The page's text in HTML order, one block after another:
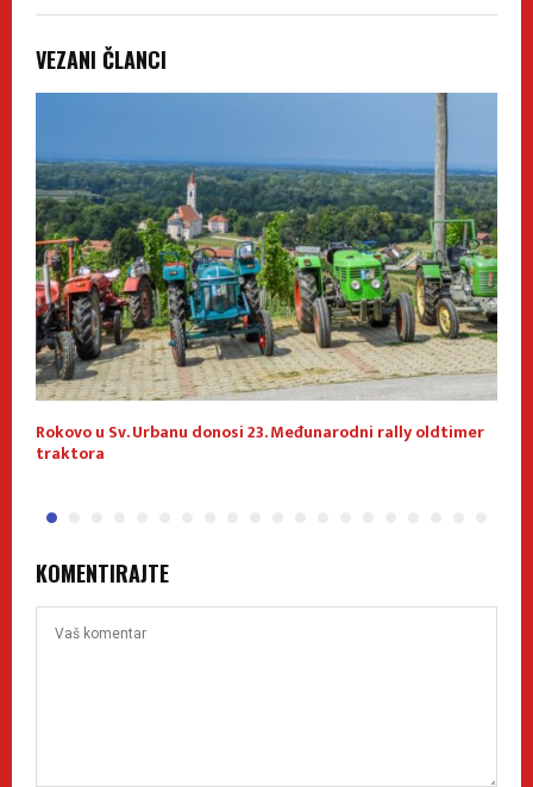
VEZANI ČLANCI
Rokovo u Sv. Urbanu donosi 23. Međunarodni rally oldtimer
traktora
KOMENTIRAJTE